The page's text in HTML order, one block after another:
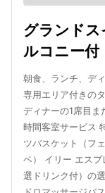
グランド
ルコニー付
朝食、ランチ、デ
専用エリア付きの
ディナーの1席目
時間客室サービス
ツバスケット（フ
ペ） イリー エス
選ドリンク付）の